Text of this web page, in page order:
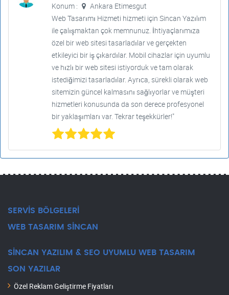
Konum :
Ankara Etimesgut
Web Tasarımı Hizmeti hizmeti için Sincan Yazılım
ile çalışmaktan çok memnunuz. İhtiyaçlarımıza
özel bir web sitesi tasarladılar ve gerçekten
etkileyici bir iş çıkardılar. Mobil cihazlar için uyumlu
ve hızlı bir web sitesi istiyorduk ve tam olarak
istediğimizi tasarladılar. Ayrıca, sürekli olarak web
sitemizin güncel kalmasını sağlıyorlar ve müşteri
hizmetleri konusunda da son derece profesyonel
bir yaklaşımları var. Tekrar teşekkürler!"
SERVİS BÖLGELERİ
WEB TASARIM SİNCAN
SİNCAN YAZILIM & SEO UYUMLU WEB TASARIM
SON YAZILAR
Özel Reklam Geliştirme Fiyatları